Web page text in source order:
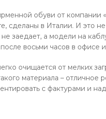
обуви от компании
сделаны в Италии. И это
заедает, а модели на
восьми часов в офисе
очищается от мелких
материала – отличное
с фактурами и